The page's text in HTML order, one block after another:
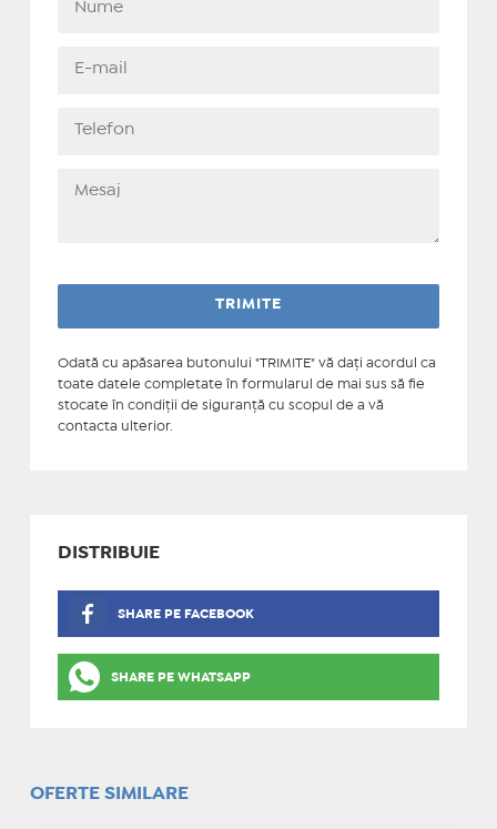
Odată cu apăsarea butonului "TRIMITE" vă daţi acordul ca
toate datele completate în formularul de mai sus să fie
stocate în condiţii de siguranţă cu scopul de a vă
contacta ulterior.
DISTRIBUIE
SHARE PE FACEBOOK
SHARE PE WHATSAPP
OFERTE SIMILARE